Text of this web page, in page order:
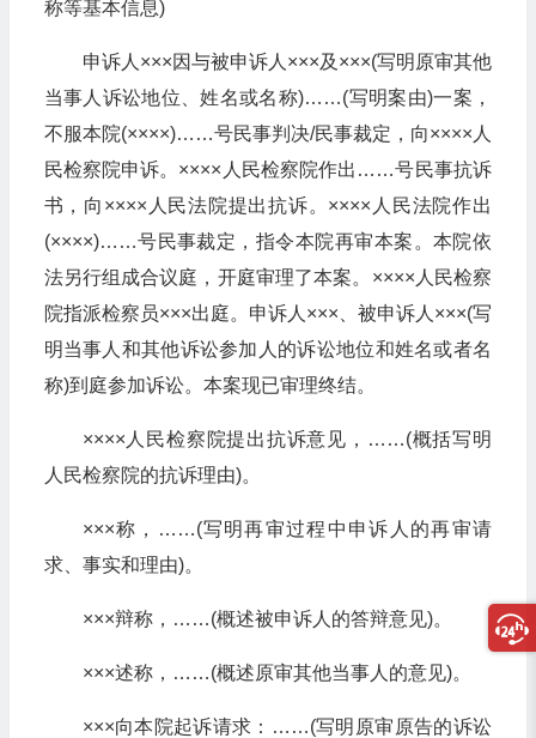
称等基本信息)
申诉人×××因与被申诉人×××及×××(写明原审其他
当事人诉讼地位、姓名或名称)……(写明案由)一案，
不服本院(××××)……号民事判决/民事裁定，向××××人
民检察院申诉。××××人民检察院作出……号民事抗诉
书，向××××人民法院提出抗诉。××××人民法院作出
(××××)……号民事裁定，指令本院再审本案。本院依
法另行组成合议庭，开庭审理了本案。××××人民检察
院指派检察员×××出庭。申诉人×××、被申诉人×××(写
明当事人和其他诉讼参加人的诉讼地位和姓名或者名
称)到庭参加诉讼。本案现已审理终结。
××××人民检察院提出抗诉意见，……(概括写明
人民检察院的抗诉理由)。
×××称，……(写明再审过程中申诉人的再审请
求、事实和理由)。
×××辩称，……(概述被申诉人的答辩意见)。
×××述称，……(概述原审其他当事人的意见)。
×××向本院起诉请求：……(写明原审原告的诉讼